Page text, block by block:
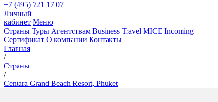
+7 (495) 721 17 07
Личный
кабинет Меню
Страны Туры Агентствам Business Travel MICE Incoming
Сертификат О компании Контакты
Главная
/
Страны
/
Centara Grand Beach Resort, Phuket